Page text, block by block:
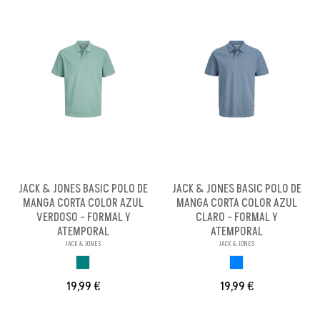
JACK & JONES BASIC POLO DE
MANGA CORTA COLOR AZUL
VERDOSO - FORMAL Y
ATEMPORAL
JACK & JONES
19,99 €
JACK & JONES BASIC POLO DE
MANGA CORTA COLOR AZUL
CLARO - FORMAL Y
ATEMPORAL
JACK & JONES
19,99 €